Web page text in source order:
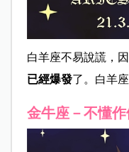
白羊座不易說謊，
已經爆發了。白羊
金牛座－不懂作